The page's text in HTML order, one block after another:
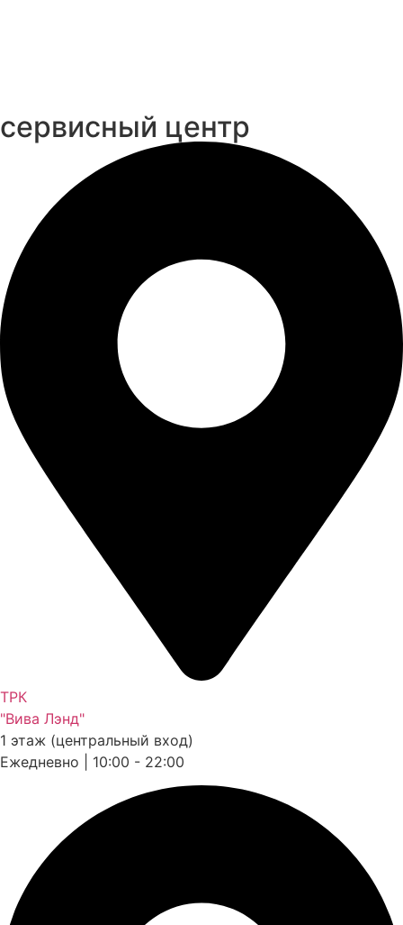
cервисный центр
ТРК
"Вива Лэнд"
1 этаж (центральный вход)
Ежедневно | 10:00 - 22:00